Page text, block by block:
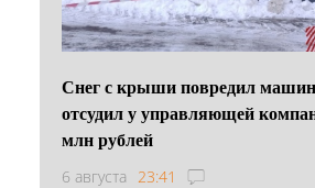
Снег с крыши повредил
отсудил у управляющей
млн рублей
6 августа 23:41